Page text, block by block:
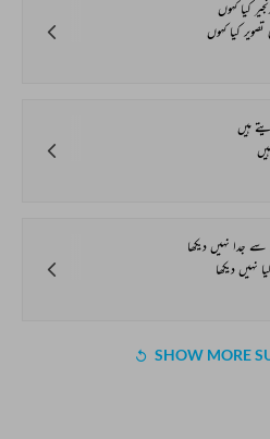
کیا کہوں
کیا کہوں
ہیں
جدا نہیں دیکھا
نہیں دیکھا
SHOW MORE